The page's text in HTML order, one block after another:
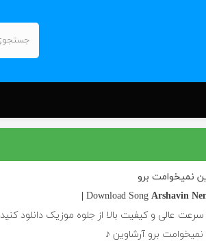
نمیخوامت برو
Arshavin
سرعت عالی و کیفیت بالا از جلوه موزیک دانلود کنید
برو آرشاوین ♪